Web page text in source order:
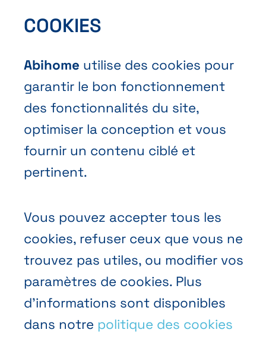
Conditions générales de vente
Politique vie privée
Cookies
Demander une offre
Prendre rendez-vous
Nous contacter
COOKIES
Abihome utilise des cookies pour
garantir le bon fonctionnement
des fonctionnalités du site,
optimiser la conception et vous
fournir un contenu ciblé et
pertinent.
Vous pouvez accepter tous les
cookies, refuser ceux que vous ne
trouvez pas utiles, ou modifier vos
paramètres de cookies. Plus
d’informations sont disponibles
dans notre politique des cookies